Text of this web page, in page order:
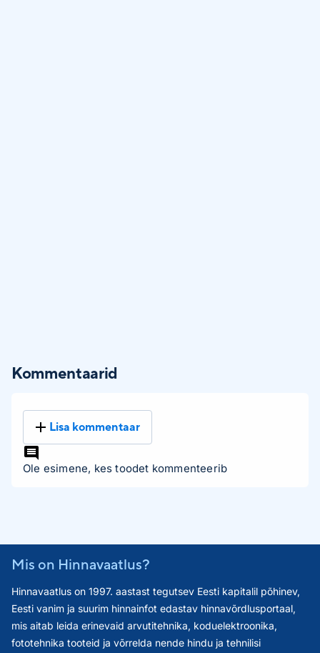
Kommentaarid
Lisa kommentaar
Ole esimene, kes toodet kommenteerib
Mis on Hinnavaatlus?
Hinnavaatlus on 1997. aastast tegutsev Eesti kapitalil põhinev,
Eesti vanim ja suurim hinnainfot edastav hinnavõrdlusportaal,
mis aitab leida erinevaid arvutitehnika, koduelektroonika,
fototehnika tooteid ja võrrelda nende hindu ja tehnilisi